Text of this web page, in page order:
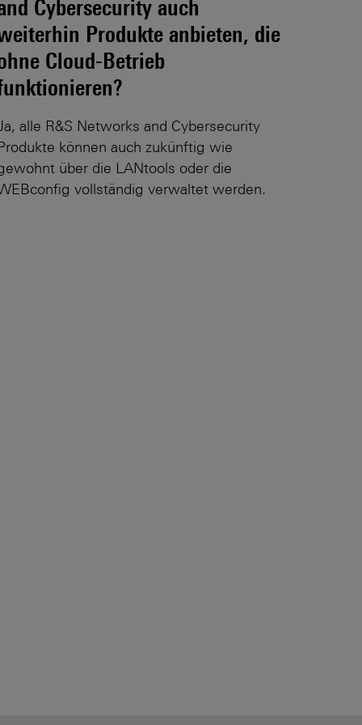
Cybersecurity auch
Produkte anbieten, die
Cloud-Betrieb
alle R&S Networks and Cybersecurity
Produkte können auch zukünftig wie
über die LANtools oder die
vollständig verwaltet werden.